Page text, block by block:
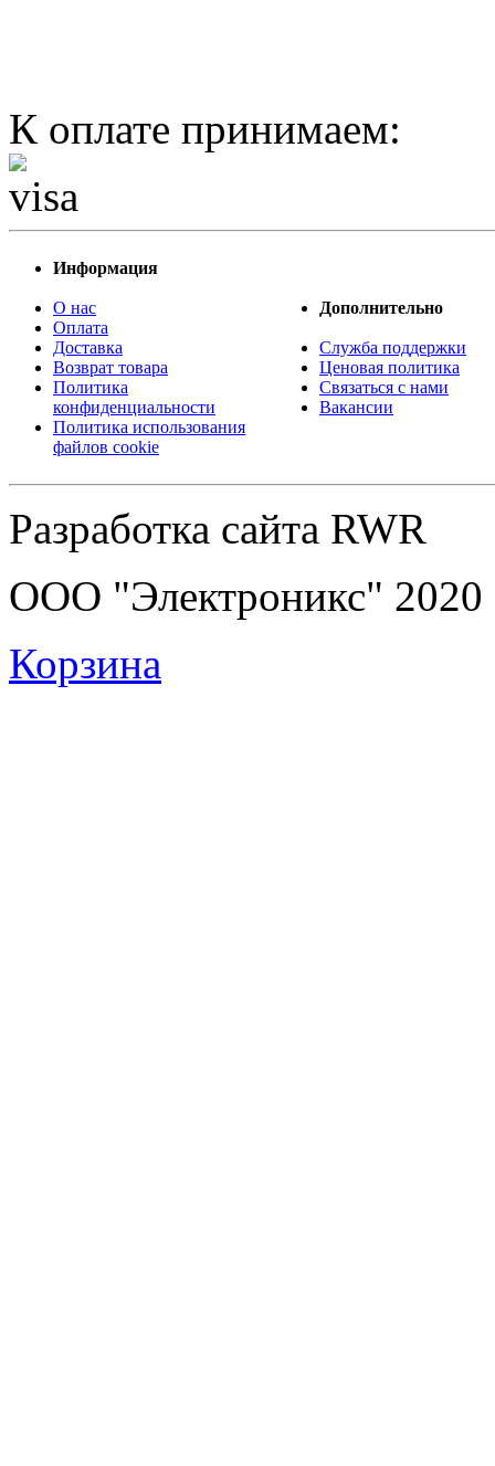
К оплате принимаем:
Информация
О нас
Оплата
Доставка
Возврат товара
Политика
конфиденциальности
Политика использования
файлов cookie
Дополнительно
Служба поддержки
Ценовая политика
Связаться с нами
Вакансии
Разработка сайта RWR
ООО "Электроникс" 2020
Корзина